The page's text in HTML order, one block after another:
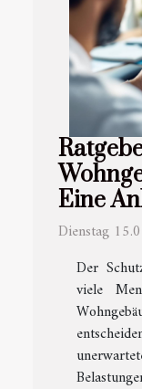
Eine
Dienstag
Der
viele